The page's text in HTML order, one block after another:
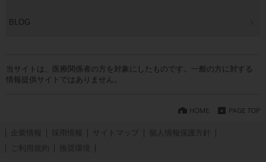
BLOG
当サイトは、医療関係者の方を対象にしたものです。一般の方に対する
情報提供サイトではありません。
企業情報 採用情報 サイトマップ
個人情報保護方針
ご利用規約
推奨環境